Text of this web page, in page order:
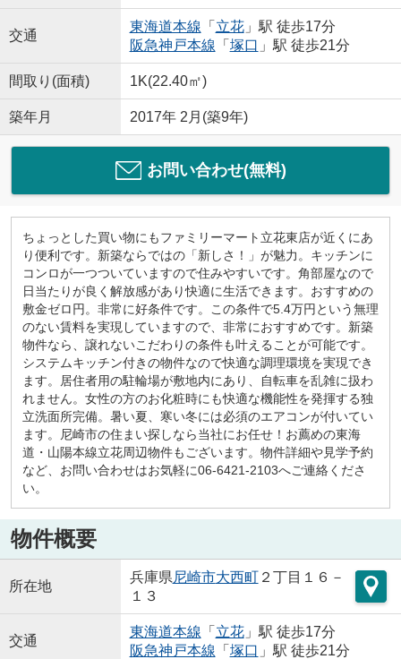
交通
東海道本線 「 立花」駅 徒歩17分
阪急神戸本線 「 塚口 」駅 徒歩21分
間取り(面積) 1K(22.40㎡)
築年月 2017年 2月(築9年)
お問い合わせ(無料)
ちょっとした買い物にもファミリーマート立花東店が近くにあ
り便利です。新築ならではの「新しさ！」が魅力。キッチンに
コンロが一つついていますので住みやすいです。角部屋なので
日当たりが良く解放感があり快適に生活できます。おすすめの
敷金ゼロ円。非常に好条件です。この条件で5.4万円という無理
のない賃料を実現していますので、非常におすすめです。新築
物件なら、譲れないこだわりの条件も叶えることが可能です。
システムキッチン付きの物件なので快適な調理環境を実現でき
ます。居住者用の駐輪場が敷地内にあり、自転車を乱雑に扱わ
れません。女性の方のお化粧時にも快適な機能性を発揮する独
立洗面所完備。暑い夏、寒い冬には必須のエアコンが付いてい
ます。尼崎市の住まい探しなら当社にお任せ！お薦めの東海
道・山陽本線立花周辺物件もございます。物件詳細や見学予約
など、お問い合わせはお気軽に06-6421-2103へご連絡くださ
い。
物件概要
所在地
兵庫県尼崎市大西町２丁目１６－
１３
交通
東海道本線 「 立花」駅 徒歩17分
阪急神戸本線 「 塚口 」駅 徒歩21分